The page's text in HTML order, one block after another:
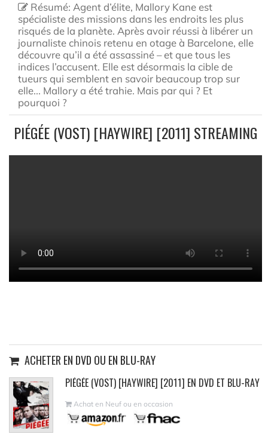
Résumé: Agent d’élite, Mallory Kane est
spécialiste des missions dans les endroits les plus
risqués de la planète. Après avoir réussi à libérer un
journaliste chinois retenu en otage à Barcelone, elle
découvre qu’il a été assassiné – et que tous les
indices l’accusent. Elle est désormais la cible de
tueurs qui semblent en savoir beaucoup trop sur
elle... Mallory a été trahie. Mais par qui ? Et
pourquoi ?
PIÉGÉE (VOST) [HAYWIRE] [2011] STREAMING
ACHETER EN DVD OU EN BLU-RAY
PIÉGÉE (VOST) [HAYWIRE] [2011] EN DVD ET BLU-RAY
Achat en Neuf ou en occasion